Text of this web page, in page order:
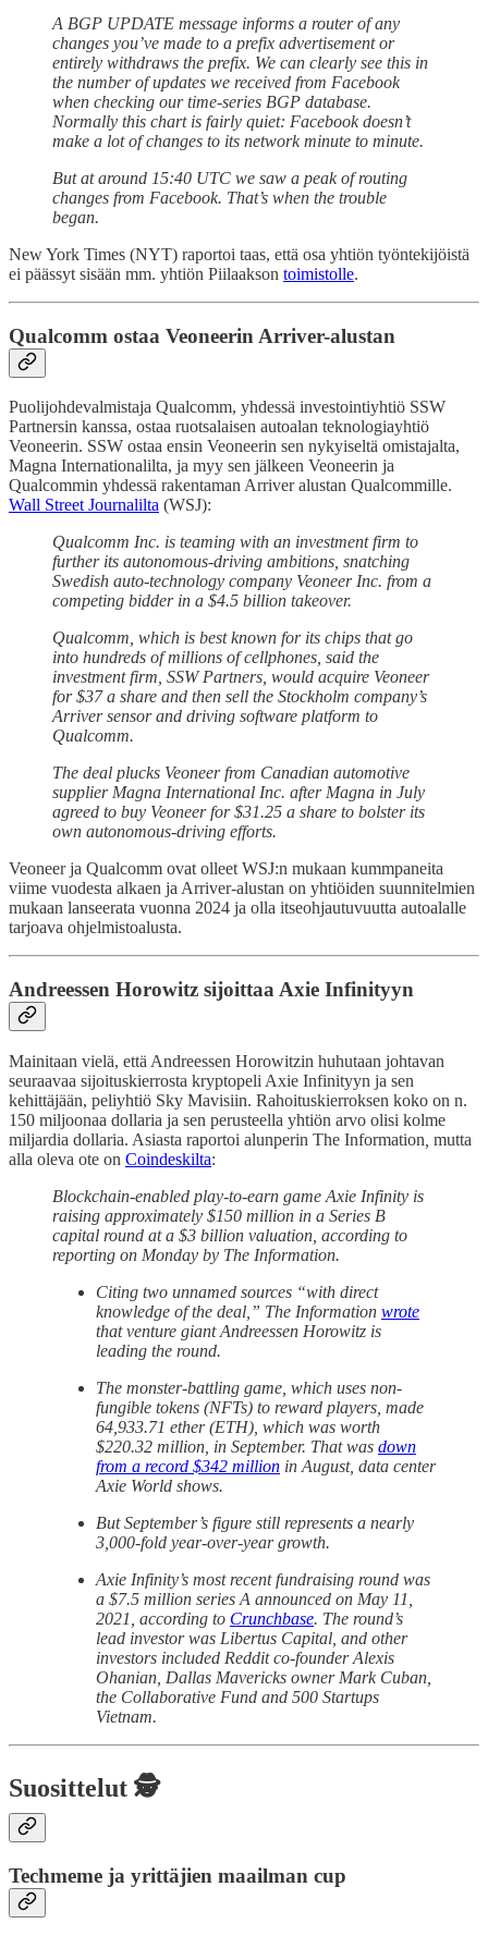
A BGP UPDATE message informs a router of any
changes you’ve made to a prefix advertisement or
entirely withdraws the prefix. We can clearly see this in
the number of updates we received from Facebook
when checking our time-series BGP database.
Normally this chart is fairly quiet: Facebook doesn’t
make a lot of changes to its network minute to minute.
But at around 15:40 UTC we saw a peak of routing
changes from Facebook. That’s when the trouble
began.
New York Times (NYT) raportoi taas, että osa yhtiön työntekijöistä
ei päässyt sisään mm. yhtiön Piilaakson toimistolle.
Qualcomm ostaa Veoneerin Arriver-alustan
Puolijohdevalmistaja Qualcomm, yhdessä investointiyhtiö SSW
Partnersin kanssa, ostaa ruotsalaisen autoalan teknologiayhtiö
Veoneerin. SSW ostaa ensin Veoneerin sen nykyiseltä omistajalta,
Magna Internationalilta, ja myy sen jälkeen Veoneerin ja
Qualcommin yhdessä rakentaman Arriver alustan Qualcommille.
Wall Street Journalilta (WSJ):
Qualcomm Inc. is teaming with an investment firm to
further its autonomous-driving ambitions, snatching
Swedish auto-technology company Veoneer Inc. from a
competing bidder in a $4.5 billion takeover.
Qualcomm, which is best known for its chips that go
into hundreds of millions of cellphones, said the
investment firm, SSW Partners, would acquire Veoneer
for $37 a share and then sell the Stockholm company’s
Arriver sensor and driving software platform to
Qualcomm.
The deal plucks Veoneer from Canadian automotive
supplier Magna International Inc. after Magna in July
agreed to buy Veoneer for $31.25 a share to bolster its
own autonomous-driving efforts.
Veoneer ja Qualcomm ovat olleet WSJ:n mukaan kummpaneita
viime vuodesta alkaen ja Arriver-alustan on yhtiöiden suunnitelmien
mukaan lanseerata vuonna 2024 ja olla itseohjautuvuutta autoalalle
tarjoava ohjelmistoalusta.
Andreessen Horowitz sijoittaa Axie Infinityyn
Mainitaan vielä, että Andreessen Horowitzin huhutaan johtavan
seuraavaa sijoituskierrosta kryptopeli Axie Infinityyn ja sen
kehittäjään, peliyhtiö Sky Mavisiin. Rahoituskierroksen koko on n.
150 miljoonaa dollaria ja sen perusteella yhtiön arvo olisi kolme
miljardia dollaria. Asiasta raportoi alunperin The Information mutta
alla oleva ote on Coindeskilta:
Blockchain-enabled play-to-earn game Axie Infinity is
raising approximately $150 million in a Series B
capital round at a $3 billion valuation, according to
reporting on Monday by The Information.
Citing two unnamed sources “with direct
knowledge of the deal,” The Information wrote
that venture giant Andreessen Horowitz is
leading the round.
The monster-battling game, which uses non-
fungible tokens (NFTs) to reward players, made
64,933.71 ether (ETH), which was worth
$220.32 million, in September. That was down
from a record $342 million in August, data center
Axie World shows.
But September’s figure still represents a nearly
3,000-fold year-over-year growth.
Axie Infinity’s most recent fundraising round was
a $7.5 million series A announced on May 11,
2021, according to Crunchbase. The round’s
lead investor was Libertus Capital, and other
investors included Reddit co-founder Alexis
Ohanian, Dallas Mavericks owner Mark Cuban,
the Collaborative Fund and 500 Startups
Vietnam.
Suosittelut 🕵️
Techmeme ja yrittäjien maailman cup